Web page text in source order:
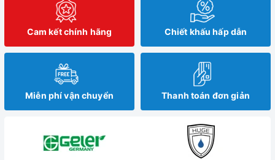
Cam kết chính hãng Chiết khấu hấp dẫn
Miễn phí vận chuyển Thanh toán đơn giản